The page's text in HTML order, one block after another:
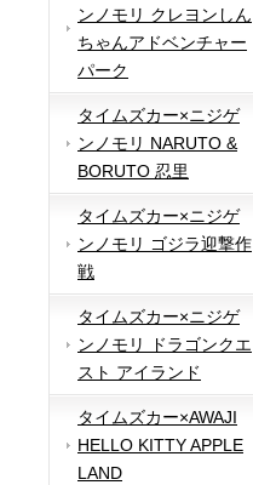
ンノモリ クレヨンしん
ちゃんアドベンチャー
パーク
タイムズカー×ニジゲ
ンノモリ NARUTO &
BORUTO 忍里
タイムズカー×ニジゲ
ンノモリ ゴジラ迎撃作
戦
タイムズカー×ニジゲ
ンノモリ ドラゴンクエ
スト アイランド
タイムズカー×AWAJI
HELLO KITTY APPLE
LAND